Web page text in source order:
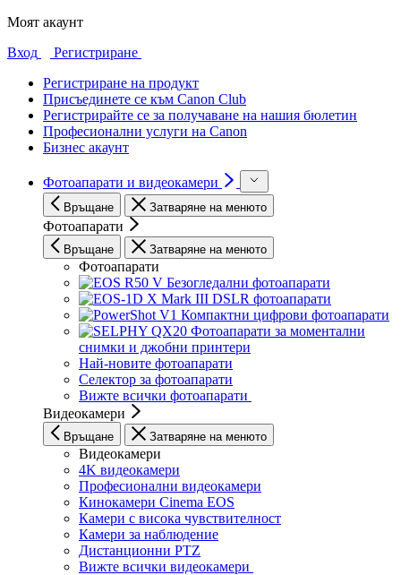
Моят акаунт
Вход
Регистриране
Регистриране на продукт
Присъединете се към Canon Club
Регистрирайте се за получаване на нашия бюлетин
Професионални услуги на Canon
Бизнес акаунт
Фотоапарати и видеокамери
Връщане Затваряне на менюто
Фотоапарати
Връщане Затваряне на менюто
Фотоапарати
Безогледални фотоапарати
DSLR фотоапарати
Компактни цифрови фотоапарати
Фотоапарати за моментални
снимки и джобни принтери
Най-новите фотоапарати
Селектор за фотоапарати
Вижте всички фотоапарати
Видеокамери
Връщане Затваряне на менюто
Видеокамери
4K видеокамери
Професионални видеокамери
Кинокамери Cinema EOS
Камери с висока чувствителност
Камери за наблюдение
Дистанционни PTZ
Вижте всички видеокамери